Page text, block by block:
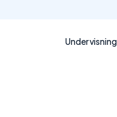
Undervisning